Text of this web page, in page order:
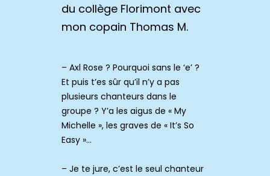
du collège Florimont avec
mon copain Thomas M.
– Axl Rose ? Pourquoi sans le ‘e’ ?
Et puis t’es sûr qu’il n’y a pas
plusieurs chanteurs dans le
groupe ? Y’a les aigus de « My
Michelle », les graves de « It’s So
Easy »…
– Je te jure, c’est le seul chanteur